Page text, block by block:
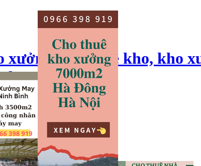
xưởng, cho thuê kho, kho